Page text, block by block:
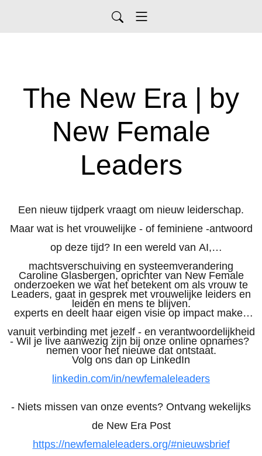
The New Era | by
New Female
Leaders
Een nieuw tijdperk vraagt om nieuw leiderschap.
Maar wat is het vrouwelijke - of feminiene -antwoord
op deze tijd? In een wereld van AI,
machtsverschuiving en systeemverandering
onderzoeken we wat het betekent om als vrouw te
leiden en mens te blijven.
Caroline Glasbergen, oprichter van New Female
Leaders, gaat in gesprek met vrouwelijke leiders en
experts en deelt haar eigen visie op impact maken
vanuit verbinding met jezelf - en verantwoordelijkheid
nemen voor het nieuwe dat ontstaat.
- Wil je live aanwezig zijn bij onze online opnames?
Volg ons dan op LinkedIn
linkedin.com/in/newfemaleleaders
- Niets missen van onze events? Ontvang wekelijks
de New Era Post
https://newfemaleleaders.org/#nieuwsbrief